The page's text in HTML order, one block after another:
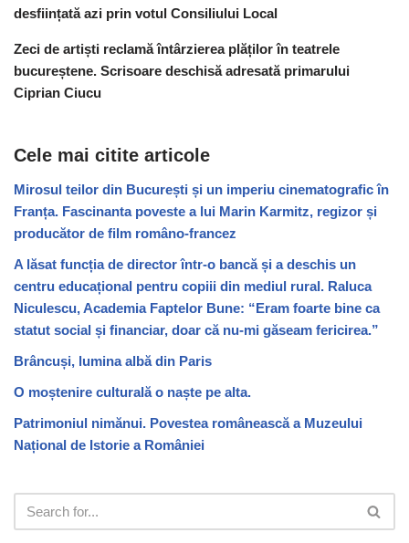
desființată azi prin votul Consiliului Local
Zeci de artiști reclamă întârzierea plăților în teatrele
bucureștene. Scrisoare deschisă adresată primarului
Ciprian Ciucu
Cele mai citite articole
Mirosul teilor din București și un imperiu cinematografic în
Franța. Fascinanta poveste a lui Marin Karmitz, regizor și
producător de film româno-francez
A lăsat funcția de director într-o bancă și a deschis un
centru educațional pentru copiii din mediul rural. Raluca
Niculescu, Academia Faptelor Bune: “Eram foarte bine ca
statut social și financiar, doar că nu-mi găseam fericirea.”
Brâncuși, lumina albă din Paris
O moștenire culturală o naște pe alta.
Patrimoniul nimănui. Povestea românească a Muzeului
Național de Istorie a României